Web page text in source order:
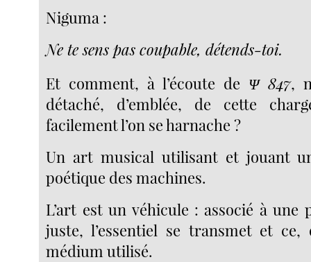
Niguma :
Ne te sens pas coupable, détends-toi.
Et comment, à l’écoute de Ψ 847,
détaché, d’emblée, de cette
facilement l’on se harnache ?
Un art musical utilisant et jouant
poétique des machines.
L’art est un véhicule : associé à une
juste, l’essentiel se transmet et
médium utilisé.